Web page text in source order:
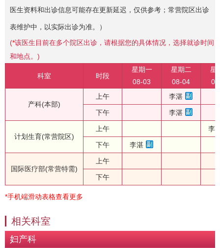
医生资料和出诊信息可能存在更新延迟，仅供参考；常营院区出诊
表维护中，以实际出诊为准。）
(*该医生目前在多个院区出诊，请根据您的具体情况，选择就诊时间
和地点。)
科室 时段
星期一
08-03
星期二
08-04
星
产科(本部)
上午 李湛
下午 李湛
计划生育(常营院区)
上午 李
下午 李湛
国际医疗部(常营特需)
上午
下午
*手机端滑动表格查看更多
相关科室
妇产科